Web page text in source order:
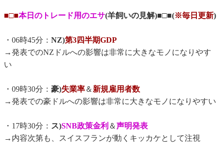
■□■本日のトレード用のエサ(羊飼いの見解)■□■(※毎日更新)
・06時45分： NZ)第3四半期GDP
→発表でのNZドルへの影響は非常に大きなモノになりやす
い
・09時30分： 豪)失業率＆新規雇用者数
→発表での豪ドルへの影響は非常に大きなモノになりやすい
・17時30分： ス)SNB政策金利 ＆声明発表
→内容次第も、スイスフランが動くキッカケとして注視